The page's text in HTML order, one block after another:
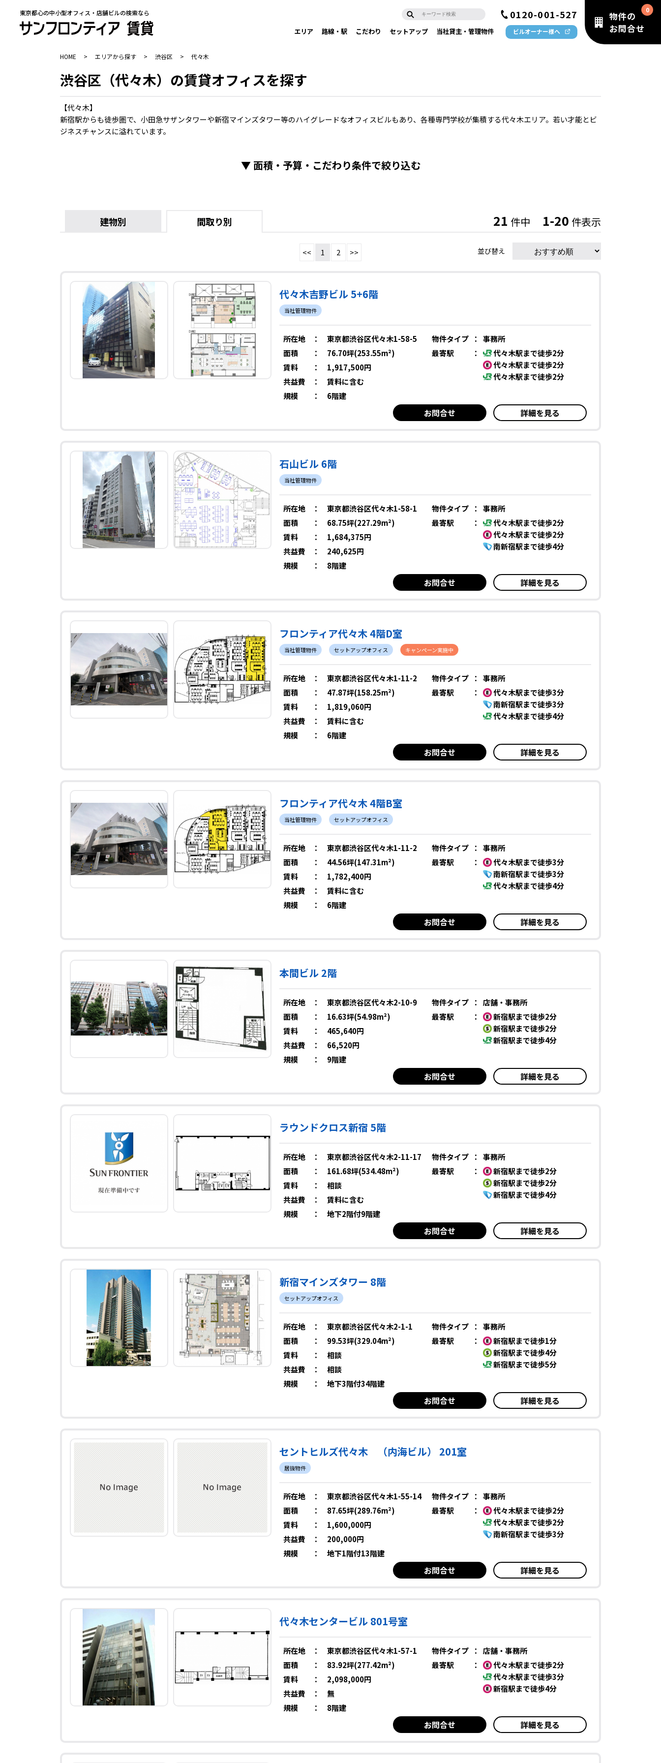
東京都心の中小型オフィス・店舗ビルの検索なら 0120-001-527
エリア 路線・駅 こだわり セットアップ 当社貸主・管理物件 ビルオーナー様へ
物件の
お問合せ
HOME > エリアから探す > 渋谷区 > 代々木
渋谷区（代々木）の賃貸オフィスを探す
【代々木】
新宿駅からも徒歩圏で、小田急サザンタワーや新宿マインズタワー等のハイグレードなオフィスビルもあり、各種専門学校が集積する代々木エリア。若い才能とビ
ジネスチャンスに溢れています。
▼ 面積・予算・こだわり条件で絞り込む
建物別 間取り別 21 件中 1-20 件表示
<< 1 2 >> 並び替え
代々木吉野ビル 5+6階
当社管理物件
所在地 ：
東京都渋谷区代々木1-58-5
面積
：
76.70坪(253.55m²)
賃料
：
1,917,500円
共益費
：
賃料に含む
規模
： 6階建
物件タイプ ：
事務所
最寄駅
：
代々木駅まで徒歩2分
代々木駅まで徒歩2分
代々木駅まで徒歩2分
お問合せ 詳細を見る
石山ビル 6階
当社管理物件
所在地 ：
東京都渋谷区代々木1-58-1
面積
：
68.75坪(227.29m²)
賃料
：
1,684,375円
共益費
：
240,625円
規模
： 8階建
物件タイプ ：
事務所
最寄駅
：
代々木駅まで徒歩2分
代々木駅まで徒歩2分
南新宿駅まで徒歩4分
お問合せ 詳細を見る
フロンティア代々木 4階D室
当社管理物件 セットアップオフィス キャンペーン実施中
所在地 ：
東京都渋谷区代々木1-11-2
面積
：
47.87坪(158.25m²)
賃料
：
1,819,060円
共益費
：
賃料に含む
規模
： 6階建
物件タイプ ：
事務所
最寄駅
：
代々木駅まで徒歩3分
南新宿駅まで徒歩3分
代々木駅まで徒歩4分
お問合せ 詳細を見る
フロンティア代々木 4階B室
当社管理物件 セットアップオフィス
所在地 ：
東京都渋谷区代々木1-11-2
面積
：
44.56坪(147.31m²)
賃料
：
1,782,400円
共益費
：
賃料に含む
規模
： 6階建
物件タイプ ：
事務所
最寄駅
：
代々木駅まで徒歩3分
南新宿駅まで徒歩3分
代々木駅まで徒歩4分
お問合せ 詳細を見る
本間ビル 2階
所在地 ：
東京都渋谷区代々木2-10-9
面積
：
16.63坪(54.98m²)
賃料
：
465,640円
共益費
：
66,520円
規模
： 9階建
物件タイプ ：
店舗・事務所
最寄駅
：
新宿駅まで徒歩2分
新宿駅まで徒歩2分
新宿駅まで徒歩4分
お問合せ 詳細を見る
ラウンドクロス新宿 5階
所在地 ：
東京都渋谷区代々木2-11-17
面積
：
161.68坪(534.48m²)
賃料
：
相談
共益費
：
賃料に含む
規模
： 地下2階付9階建
物件タイプ ：
事務所
最寄駅
：
新宿駅まで徒歩2分
新宿駅まで徒歩2分
新宿駅まで徒歩4分
お問合せ 詳細を見る
新宿マインズタワー 8階
セットアップオフィス
所在地 ：
東京都渋谷区代々木2-1-1
面積
：
99.53坪(329.04m²)
賃料
：
相談
共益費
：
相談
規模
： 地下3階付34階建
物件タイプ ：
事務所
最寄駅
：
新宿駅まで徒歩1分
新宿駅まで徒歩4分
新宿駅まで徒歩5分
お問合せ 詳細を見る
セントヒルズ代々木 （内海ビル） 201室
居抜物件
所在地 ：
東京都渋谷区代々木1-55-14
面積
：
87.65坪(289.76m²)
賃料
：
1,600,000円
共益費
：
200,000円
規模
： 地下1階付13階建
物件タイプ ：
事務所
最寄駅
：
代々木駅まで徒歩2分
代々木駅まで徒歩2分
南新宿駅まで徒歩3分
お問合せ 詳細を見る
代々木センタービル 801号室
所在地 ：
東京都渋谷区代々木1-57-1
面積
：
83.92坪(277.42m²)
賃料
：
2,098,000円
共益費
：
無
規模
： 8階建
物件タイプ ：
店舗・事務所
最寄駅
：
代々木駅まで徒歩2分
代々木駅まで徒歩3分
新宿駅まで徒歩4分
お問合せ 詳細を見る